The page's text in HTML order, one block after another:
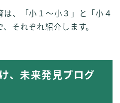
、「小１～小３」と「小４
それぞれ紹介します。
、未来発見プログ